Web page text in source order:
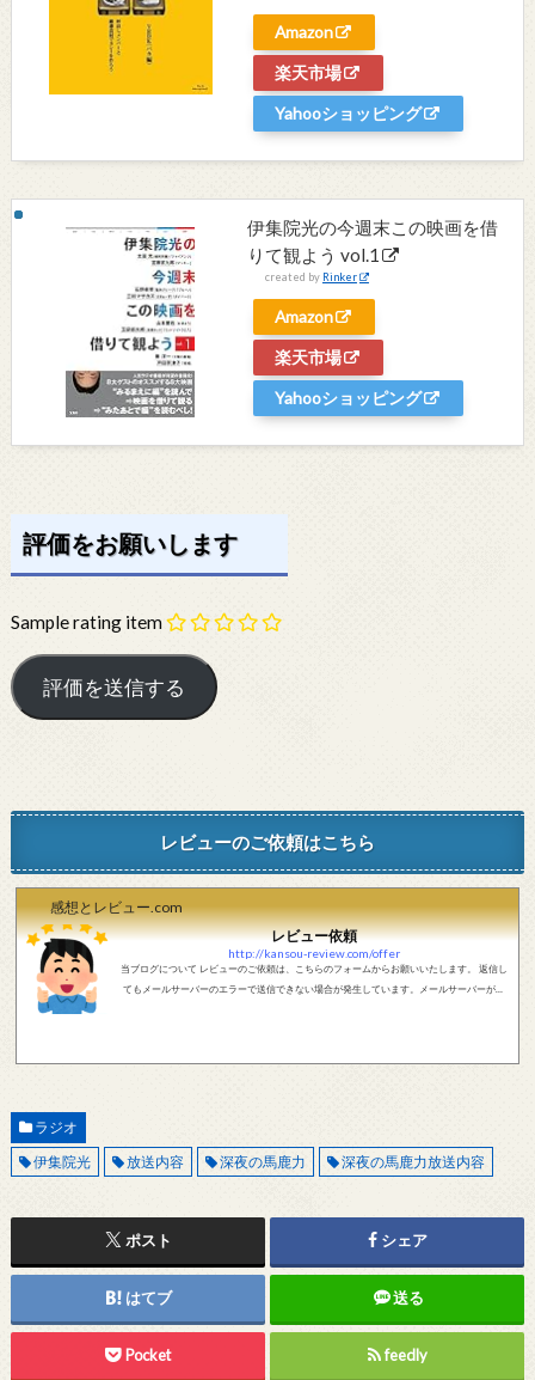
Amazon
楽天市場
Yahooショッピング
伊集院光の今週末この映画を借
りて観よう vol.1
created by Rinker
Amazon
楽天市場
Yahooショッピング
評価をお願いします
Sample rating item
レビューのご依頼はこちら
感想とレビュー.com
レビュー依頼
http://kansou-review.com/offer
当ブログについて レビューのご依頼は、こちらのフォームからお願いいたします。 返信し
てもメールサーバーのエラーで送信できない場合が発生しています。メールサーバーが正
ラジオ
伊集院光
放送内容 深夜の馬鹿力 深夜の馬鹿力放送内容
ポスト シェア
はてブ 送る
Pocket feedly